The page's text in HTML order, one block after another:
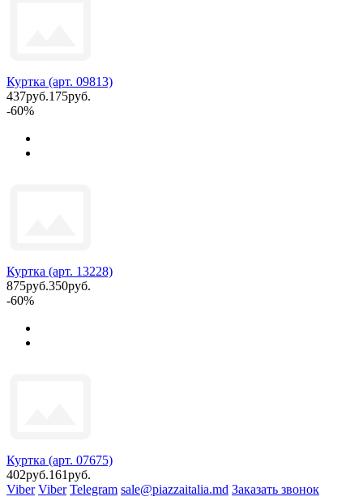
Куртка (арт. 09813)
437руб.175руб.
-60%
Куртка (арт. 13228)
875руб.350руб.
-60%
Куртка (арт. 07675)
402руб.161руб.
Viber Viber Telegram sale@piazzaitalia.md Заказать звонок